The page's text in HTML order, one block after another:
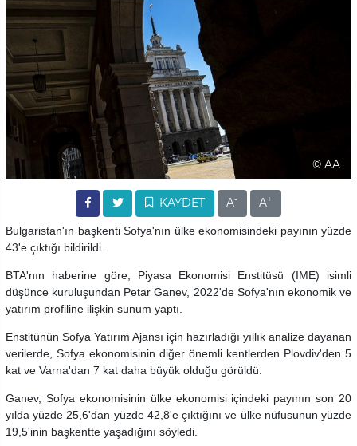
© AA
KAYDET A- A+
Bulgaristan'ın başkenti Sofya'nın ülke ekonomisindeki payının yüzde
43'e çıktığı bildirildi.
BTA'nın haberine göre, Piyasa Ekonomisi Enstitüsü (IME) isimli
düşünce kuruluşundan Petar Ganev, 2022'de Sofya'nın ekonomik ve
yatırım profiline ilişkin sunum yaptı.
Enstitünün Sofya Yatırım Ajansı için hazırladığı yıllık analize dayanan
verilerde, Sofya ekonomisinin diğer önemli kentlerden Plovdiv'den 5
kat ve Varna'dan 7 kat daha büyük olduğu görüldü.
Ganev, Sofya ekonomisinin ülke ekonomisi içindeki payının son 20
yılda yüzde 25,6'dan yüzde 42,8'e çıktığını ve ülke nüfusunun yüzde
19,5'inin başkentte yaşadığını söyledi.